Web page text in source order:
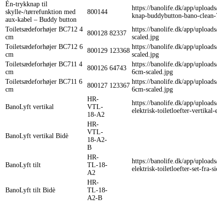
Én-trykknap til
skylle-/tørrefunktion med
aux-kabel – Buddy button
800144
https://banolife.dk/app/
knap-buddybutton-bano-
Toiletsædeforhøjer BC712 4
cm
800128 82337
https://banolife.dk/app/
scaled.jpg
Toiletsædeforhøjer BC712 6
cm
800129 123368
https://banolife.dk/app/
scaled.jpg
Toiletsædeforhøjer BC711 4
cm
800126 64743
https://banolife.dk/app/
6cm-scaled.jpg
Toiletsædeforhøjer BC711 6
cm
800127 123367
https://banolife.dk/app/
6cm-scaled.jpg
BanoLyft vertikal
HR-
VTL-
18-A2
https://banolife.dk/app/
elektrisk-toiletloefter-vertikal-
BanoLyft vertikal Bidè
HR-
VTL-
18-A2-
B
BanoLyft tilt
HR-
TL-18-
A2
https://banolife.dk/app/
elektrisk-toiletloefter-set-fra-
BanoLyft tilt Bidè
HR-
TL-18-
A2-B